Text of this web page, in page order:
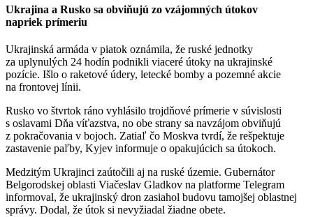
Ukrajina a Rusko sa obviňujú zo vzájomných útokov
napriek prímeriu
Ukrajinská armáda v piatok oznámila, že ruské jednotky
za uplynulých 24 hodín podnikli viaceré útoky na ukrajinské
pozície. Išlo o raketové údery, letecké bomby a pozemné akcie
na frontovej línii.
Rusko vo štvrtok ráno vyhlásilo trojdňové prímerie v súvislosti
s oslavami Dňa víťazstva, no obe strany sa navzájom obviňujú
z pokračovania v bojoch. Zatiaľ čo Moskva tvrdí, že rešpektuje
zastavenie paľby, Kyjev informuje o opakujúcich sa útokoch.
Medzitým Ukrajinci zaútočili aj na ruské územie. Gubernátor
Belgorodskej oblasti Viačeslav Gladkov na platforme Telegram
informoval, že ukrajinský dron zasiahol budovu tamojšej oblastnej
správy. Dodal, že útok si nevyžiadal žiadne obete.